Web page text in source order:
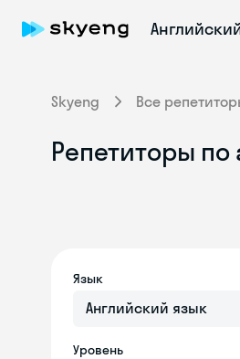
Skyeng Все
Репетиторы по
Язык
Английский язык
Уровень